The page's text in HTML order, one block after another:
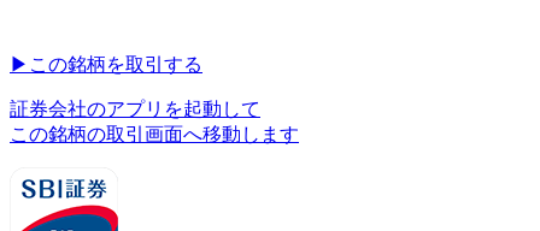
▶︎ この銘柄を取引する
証券会社のアプリを起動して
この銘柄の取引画面へ移動します